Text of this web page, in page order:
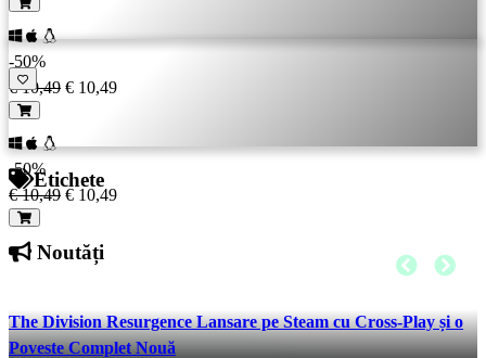
-50%
€ 10,49 € 10,49
-50%
€ 10,49 € 10,49
Etichete
Noutăți
The Division Resurgence Lansare pe Steam cu Cross-Play și o
Poveste Complet Nouă